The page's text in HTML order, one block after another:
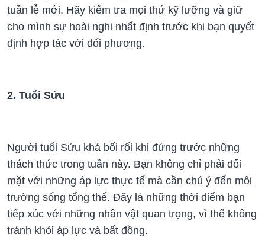
tuần lễ mới. Hãy kiểm tra mọi thứ kỹ lưỡng và giữ
cho mình sự hoài nghi nhất định trước khi bạn quyết
định hợp tác với đối phương.
2. Tuổi Sửu
Người tuổi Sửu khá bối rối khi đứng trước những
thách thức trong tuần này. Bạn không chỉ phải đối
mặt với những áp lực thực tế mà cần chú ý đến môi
trường sống tổng thể. Đây là những thời điểm bạn
tiếp xúc với những nhân vật quan trọng, vì thế không
tránh khỏi áp lực và bất đồng.